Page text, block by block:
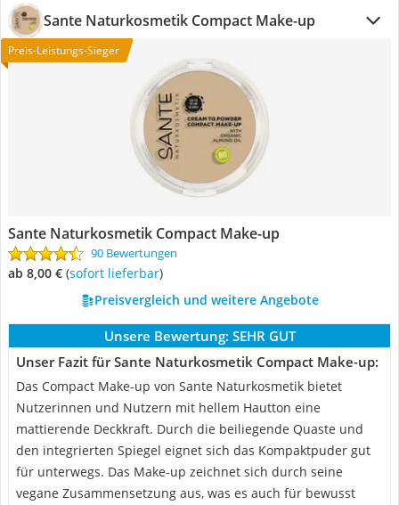
Sante Naturkosmetik Compact Make-up
Preis-Leistungs-Sieger
Sante Naturkosmetik Compact Make-up
90 Bewertungen
ab 8,00 € ( Sofort lieferbar)
Preisvergleich und weitere Angebote
Unsere Bewertung: SEHR GUT
Unser Fazit für Sante Naturkosmetik Compact Make-up:
Das Compact Make-up von Sante Naturkosmetik bietet
Nutzerinnen und Nutzern mit hellem Hautton eine
mattierende Deckkraft. Durch die beiliegende Quaste und
den integrierten Spiegel eignet sich das Kompaktpuder gut
für unterwegs. Das Make-up zeichnet sich durch seine
vegane Zusammensetzung aus, was es auch für bewusst